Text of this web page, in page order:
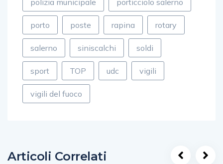
porto poste rapina rotary
salerno siniscalchi soldi
sport TOP udc vigili
vigili del fuoco
Articoli Correlati